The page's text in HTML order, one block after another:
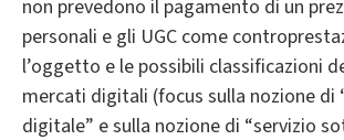
non prevedono il pagamento di un
personali e gli UGC come
l’oggetto e le possibili classificazioni
mercati digitali (focus sulla nozione di
digitale” e sulla nozione di “servizio